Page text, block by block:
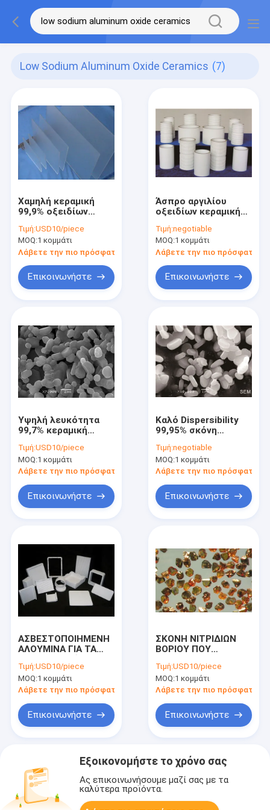
Low Sodium Aluminum Oxide Ceramics (7)
Χαμηλή κεραμική
99,9% οξειδίων
Al2O3 κεραμικό
υπόστρωμα
αλουμίνας
Τιμή:USD10/piece
MOQ:1 κομμάτι
Λάβετε την πιο πρόσφατη τιμή
Επικοινωνήστε
Άσπρο αργιλίου
οξειδίων κεραμικής
3um αργιλίου
νατρίου άλφα
Τιμή:negotiable
MOQ:1 κομμάτι
Λάβετε την πιο πρόσφατη
Επικοινωνήστε
Υψηλή λευκότητα
99,7% κεραμική
2um Aluminas
οξειδίων αργιλίου
Τιμή:USD10/piece
MOQ:1 κομμάτι
Λάβετε την πιο πρόσφατη τιμή
Επικοινωνήστε
Καλό Dispersibility
99,95% σκόνη
αγνότητας
κεραμικής οξειδίων
αργιλίου
Τιμή:negotiable
MOQ:1 κομμάτι
Λάβετε την πιο πρόσφατη
Επικοινωνήστε
ΑΣΒΕΣΤΟΠΟΙΗΜΕΝΗ
ΑΛΟΥΜΙΝΑ ΓΙΑ ΤΑ
ΠΥΡΙΜΑΧΑ ΥΛΙΚΑ
Τιμή:USD10/piece
MOQ:1 κομμάτι
Λάβετε την πιο πρόσφατη τιμή
Επικοινωνήστε
ΣΚΟΝΗ ΝΙΤΡΙΔΙΩΝ
ΒΟΡΙΟΥ ΠΟΥ
ΑΡΙΣΤΗΣ ΠΟΙΌΤΗΤΑΣ
ΠΥΡΙΜΑΧΗ ΎΛΗ ΚΑΙ
ΤΟ ΥΛΙΚΌ
Τιμή:USD10/piece
MOQ:1 κομμάτι
Λάβετε την πιο πρόσφατη
Επικοινωνήστε
Εξοικονομήστε το χρόνο σας
Ας επικοινωνήσουμε μαζί σας με τα
καλύτερα προϊόντα.